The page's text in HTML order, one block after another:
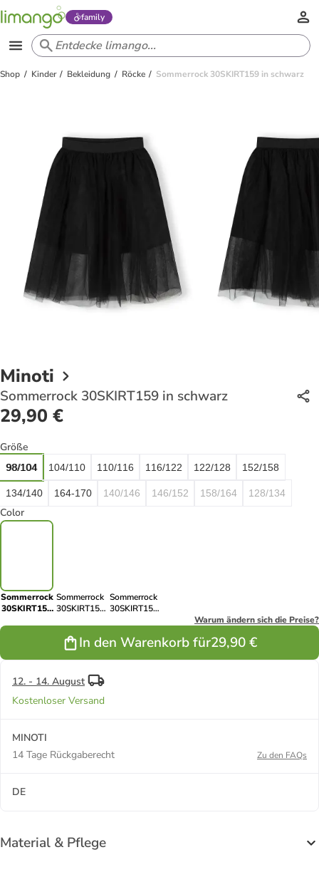
family
Shop Kinder Bekleidung Röcke Sommerrock 30SKIRT159 in schwarz
Minoti
Sommerrock 30SKIRT159 in schwarz
29,90 €
Größe
98/104 104/110 110/116 116/122 122/128 152/158
134/140 164-170 140/146 146/152 158/164 128/134
Color
Sommerrock
30SKIRT159
Sommerrock
30SKIRT159
Sommerrock
30SKIRT159
Warum ändern sich die Preise?
In den Warenkorb für29,90 €
12. - 14. August
Kostenloser Versand
MINOTI
14 Tage Rückgaberecht
Zu den FAQs
DE
Material & Pflege